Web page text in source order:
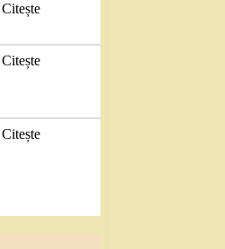
Citește
Citește
Citește